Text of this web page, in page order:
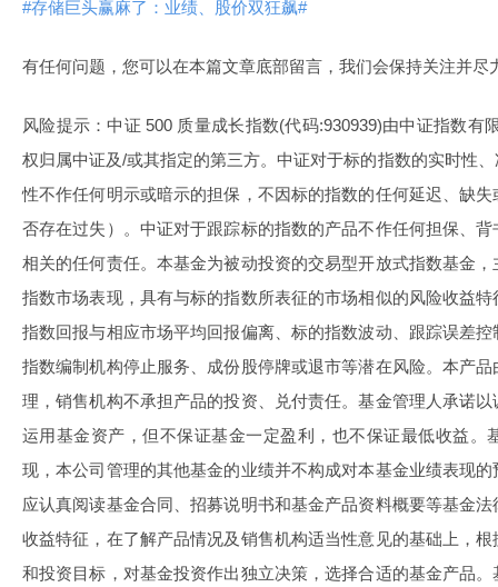
#存储巨头赢麻了：业绩、股价双狂飙#
有任何问题，您可以在本篇文章底部留言，我们会保持关注并尽
风险提示：中证 500 质量成长指数(代码:930939)由中证指数有
权归属中证及/或其指定的第三方。中证对于标的指数的实时性
性不作任何明示或暗示的担保，不因标的指数的任何延迟、缺
否存在过失）。中证对于跟踪标的指数的产品不作任何担保、
相关的任何责任。本基金为被动投资的交易型开放式指数基金
指数市场表现，具有与标的指数所表征的市场相似的风险收益
指数回报与相应市场平均回报偏离、标的指数波动、跟踪误差
指数编制机构停止服务、成份股停牌或退市等潜在风险。本产
理，销售机构不承担产品的投资、兑付责任。基金管理人承诺
运用基金资产，但不保证基金一定盈利，也不保证最低收益。
现，本公司管理的其他基金的业绩并不构成对本基金业绩表现
应认真阅读基金合同、招募说明书和基金产品资料概要等基金
收益特征，在了解产品情况及销售机构适当性意见的基础上，
和投资目标，对基金投资作出独立决策，选择合适的基金产品